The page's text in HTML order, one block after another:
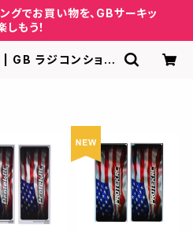
グでお買い物を、GBサーキッ
もう！
ラジコンショッ